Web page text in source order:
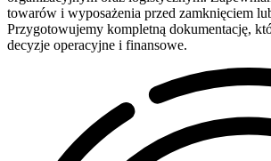
towarów i wyposażenia przed zamknięciem
Przygotowujemy kompletną dokumentację,
decyzje operacyjne i finansowe.